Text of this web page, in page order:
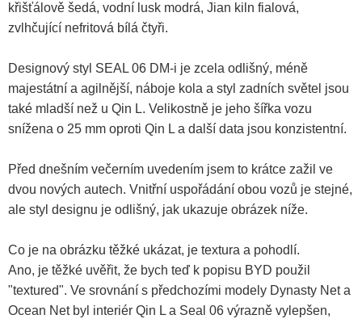
křišťálově šedá, vodní lusk modrá, Jian kiln fialová,
zvlhčující nefritová bílá čtyři.
Designový styl SEAL 06 DM-i je zcela odlišný, méně
majestátní a agilnější, náboje kola a styl zadních světel jsou
také mladší než u Qin L. Velikostně je jeho šířka vozu
snížena o 25 mm oproti Qin L a další data jsou konzistentní.
Před dnešním večerním uvedením jsem to krátce zažil ve
dvou nových autech. Vnitřní uspořádání obou vozů je stejné,
ale styl designu je odlišný, jak ukazuje obrázek níže.
Co je na obrázku těžké ukázat, je textura a pohodlí.
Ano, je těžké uvěřit, že bych teď k popisu BYD použil
"textured". Ve srovnání s předchozími modely Dynasty Net a
Ocean Net byl interiér Qin L a Seal 06 výrazně vylepšen,